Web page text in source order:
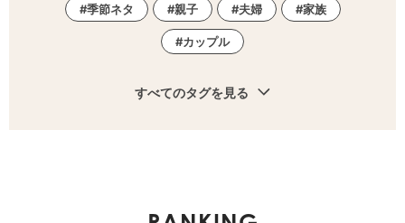
季節ネタ 親子 夫婦 家族
カップル
すべてのタグを見る